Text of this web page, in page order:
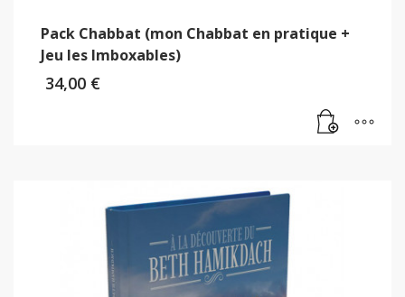
Pack Chabbat (mon Chabbat en pratique +
Jeu les Imboxables)
34,00 €